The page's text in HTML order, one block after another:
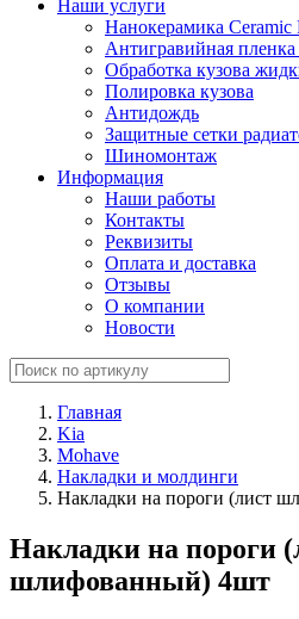
Наши услуги
Нанокерамика Ceramic
Антигравийная пленка
Обработка кузова
Полировка кузова
Антидождь
Защитные сетки
Шиномонтаж
Информация
Наши работы
Контакты
Реквизиты
Оплата и доставка
Отзывы
О компании
Новости
Главная
Kia
Mohave
Накладки и молдинги
Накладки на пороги (лист
Накладки на пороги
шлифованный) 4шт